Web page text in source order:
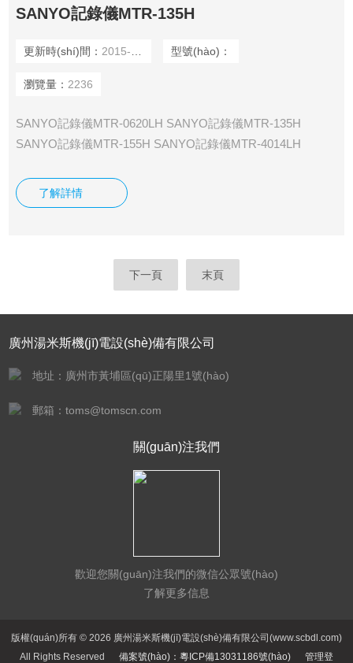
SANYO記錄儀MTR-135H
更新時(shí)間： 2015-12-02 型號(hào)：
瀏覽量： 2236
SANYO記錄儀MTR-0620LH SANYO記錄儀MTR-135H
SANYO記錄儀MTR-155H SANYO記錄儀MTR-4014LH
錄儀MTR-G3504 SANYO記錄儀MTR-G85
了解詳情
下一頁 末頁
廣州湯米斯機(jī)電設(shè)備有限公司
地址：廣州市黃埔區(qū)正陽里1號(hào)
郵箱：toms@tomscn.com
關(guān)注我們
歡迎您關(guān)注我們的微信公眾號(hào)
了解更多信息
版權(quán)所有 © 2026 廣州湯米斯機(jī)電設(shè)備有限公司(www.scbdl.com)
All Rights Reserved 備案號(hào)：粵ICP備13031186號(hào)
管理登